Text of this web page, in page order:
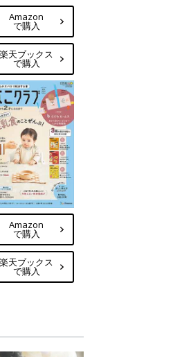
Amazon
で購入
楽天ブックス
で購入
Amazon
で購入
楽天ブックス
で購入